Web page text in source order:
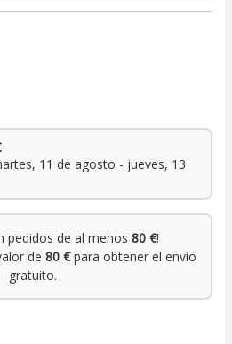
11 de agosto - jueves, 13
pedidos de al menos 80 €!
de 80 €para obtener el envío
gratuito.